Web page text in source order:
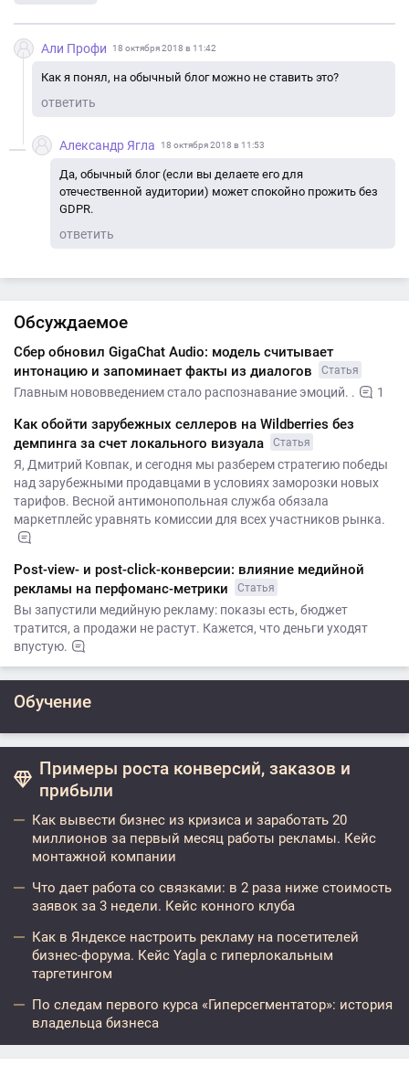
Али Профи 18 октября 2018 в 11:42
Как я понял, на обычный блог можно не ставить это?
ответить
Александр Ягла 18 октября 2018 в 11:53
Да, обычный блог (если вы делаете его для
отечественной аудитории) может спокойно прожить без
GDPR.
ответить
Обсуждаемое
Сбер обновил GigaChat Audio: модель считывает
интонацию и запоминает факты из диалогов
Статья
Главным нововведением стало распознавание эмоций. . 1
Как обойти зарубежных селлеров на Wildberries без
демпинга за счет локального визуала
Статья
Я, Дмитрий Ковпак, и сегодня мы разберем стратегию победы
над зарубежными продавцами в условиях заморозки новых
тарифов. Весной антимонопольная служба обязала
маркетплейс уравнять комиссии для всех участников рынка.
Post-view- и post-click-конверсии: влияние медийной
рекламы на перфоманс-метрики
Статья
Вы запустили медийную рекламу: показы есть, бюджет
тратится, а продажи не растут. Кажется, что деньги уходят
впустую.
Обучение
Примеры роста конверсий, заказов и
прибыли
Как вывести бизнес из кризиса и заработать 20
миллионов за первый месяц работы рекламы. Кейс
монтажной компании
Что дает работа со связками: в 2 раза ниже стоимость
заявок за 3 недели. Кейс конного клуба
Как в Яндексе настроить рекламу на посетителей
бизнес-форума. Кейс Yagla с гиперлокальным
таргетингом
По следам первого курса «Гиперсегментатор»: история
владельца бизнеса